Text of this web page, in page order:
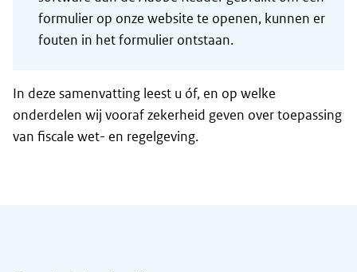
formulier op onze website te openen, kunnen er
fouten in het formulier ontstaan.
In deze samenvatting leest u óf, en op welke
onderdelen wij vooraf zekerheid geven over toepassing
van fiscale wet- en regelgeving.